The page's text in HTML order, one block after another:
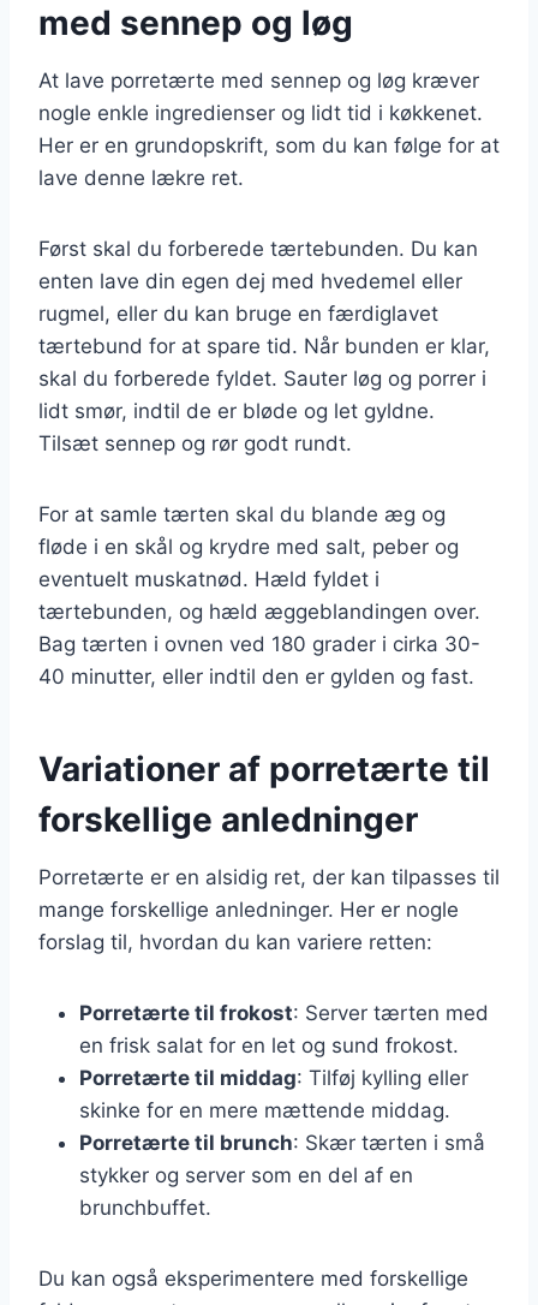
med sennep og løg
At lave porretærte med sennep og løg kræver
nogle enkle ingredienser og lidt tid i køkkenet.
Her er en grundopskrift, som du kan følge for at
lave denne lækre ret.
Først skal du forberede tærtebunden. Du kan
enten lave din egen dej med hvedemel eller
rugmel, eller du kan bruge en færdiglavet
tærtebund for at spare tid. Når bunden er klar,
skal du forberede fyldet. Sauter løg og porrer i
lidt smør, indtil de er bløde og let gyldne.
Tilsæt sennep og rør godt rundt.
For at samle tærten skal du blande æg og
fløde i en skål og krydre med salt, peber og
eventuelt muskatnød. Hæld fyldet i
tærtebunden, og hæld æggeblandingen over.
Bag tærten i ovnen ved 180 grader i cirka 30-
40 minutter, eller indtil den er gylden og fast.
Variationer af porretærte til
forskellige anledninger
Porretærte er en alsidig ret, der kan tilpasses til
mange forskellige anledninger. Her er nogle
forslag til, hvordan du kan variere retten:
Porretærte til frokost: Server tærten med
en frisk salat for en let og sund frokost.
Porretærte til middag: Tilføj kylling eller
skinke for en mere mættende middag.
Porretærte til brunch: Skær tærten i små
stykker og server som en del af en
brunchbuffet.
Du kan også eksperimentere med forskellige